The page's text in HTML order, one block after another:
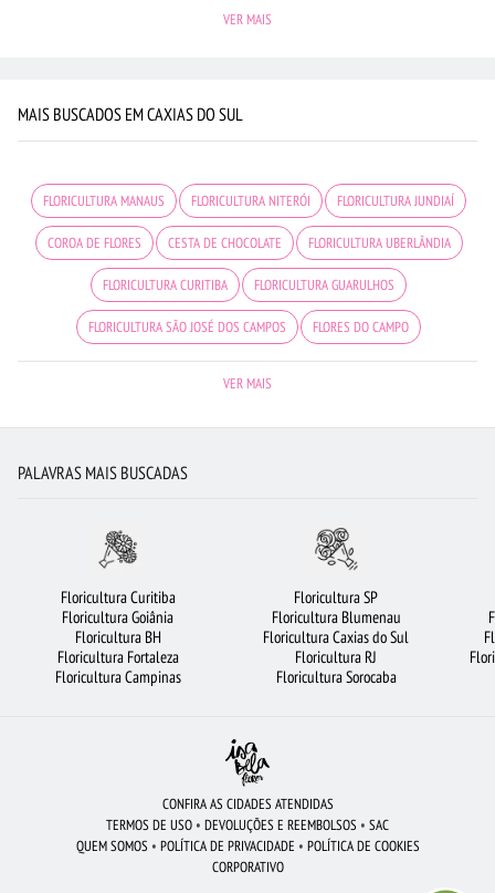
VER MAIS
MAIS BUSCADOS EM CAXIAS DO SUL
FLORICULTURA MANAUS FLORICULTURA NITERÓI FLORICULTURA JUNDIAÍ
COROA DE FLORES CESTA DE CHOCOLATE FLORICULTURA UBERLÂNDIA
FLORICULTURA CURITIBA FLORICULTURA GUARULHOS
FLORICULTURA SÃO JOSÉ DOS CAMPOS FLORES DO CAMPO
BUQUÊ DE 20 ROSAS VERMELHAS ROSAS VERMELHAS
FLORICULTURA RJ FLORES VERMELHAS LÍRIO FLORICULTURA SANTOS
FLORICULTURA SALVADOR BUQUÊ DE ROSAS VERMELHAS
FLORICULTURA SÃO BERNARDO DO CAMPO
BUQUÊS DE FLORES
FLORICULTURA BELÉM ARRANJO DE FLORES FLORICULTURA RIBEIRÃO PRETO
FLORES CIDADES MAIS PROCURADAS
VER MAIS
PALAVRAS MAIS BUSCADAS
Floricultura Curitiba
Floricultura Goiânia
Floricultura BH
Floricultura Fortaleza
Floricultura Campinas
Floricultura SP
Floricultura Blumenau
Floricultura Caxias do Sul
Floricultura RJ
Floricultura Sorocaba
CONFIRA AS CIDADES ATENDIDAS
TERMOS DE USO • DEVOLUÇÕES E REEMBOLSOS • SAC
QUEM SOMOS • POLÍTICA DE PRIVACIDADE • POLÍTICA DE COOKIES
CORPORATIVO